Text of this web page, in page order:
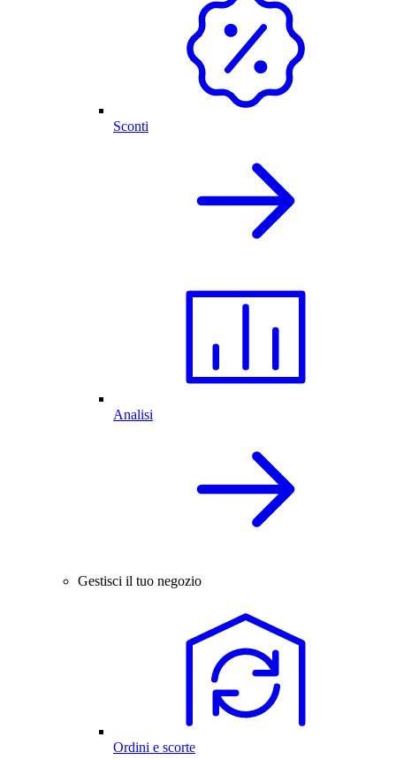
Sconti
Analisi
Gestisci il tuo negozio
Ordini e scorte